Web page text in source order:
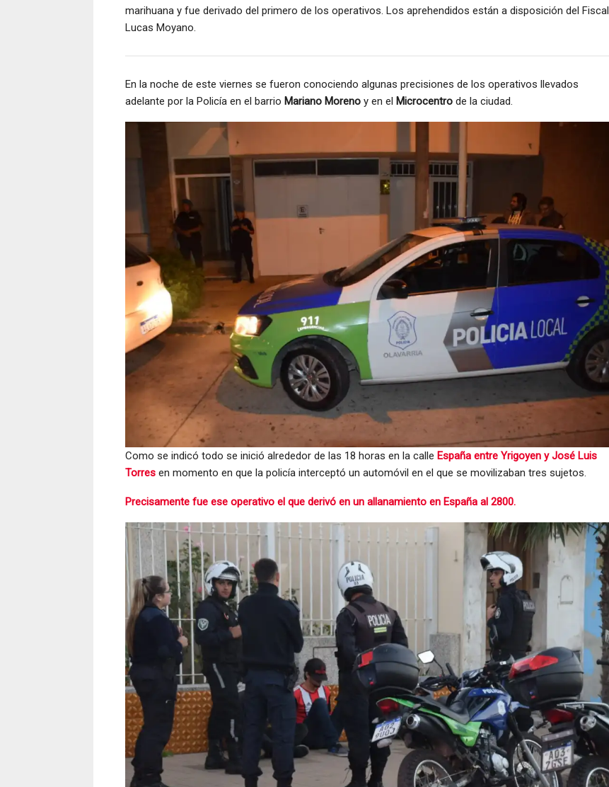
marihuana y fue derivado del primero de los operativos. Los aprehendidos están a disposición del Fiscal
Lucas Moyano.
En la noche de este viernes se fueron conociendo algunas precisiones de los operativos llevados
adelante por la Policía en el barrio Mariano Moreno y en el Microcentro de la ciudad.
Como se indicó todo se inició alrededor de las 18 horas en la calle España entre Yrigoyen y José Luis
Torres en momento en que la policía interceptó un automóvil en el que se movilizaban tres sujetos.
Precisamente fue ese operativo el que derivó en un allanamiento en España al 2800.